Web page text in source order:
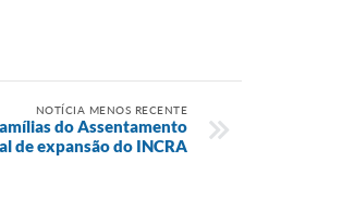
NOTÍCIA MENOS RECENTE
do Assentamento
de expansão do INCRA